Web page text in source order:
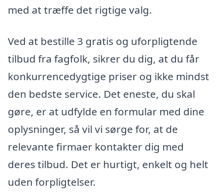
med at træffe det rigtige valg.
Ved at bestille 3 gratis og uforpligtende
tilbud fra fagfolk, sikrer du dig, at du får
konkurrencedygtige priser og ikke mindst
den bedste service. Det eneste, du skal
gøre, er at udfylde en formular med dine
oplysninger, så vil vi sørge for, at de
relevante firmaer kontakter dig med
deres tilbud. Det er hurtigt, enkelt og helt
uden forpligtelser.